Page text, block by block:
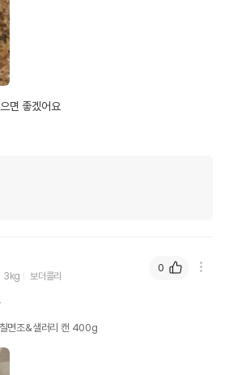
면 좋겠어요
3kg 보더콜리
면조&샐러리 캔 400g
0